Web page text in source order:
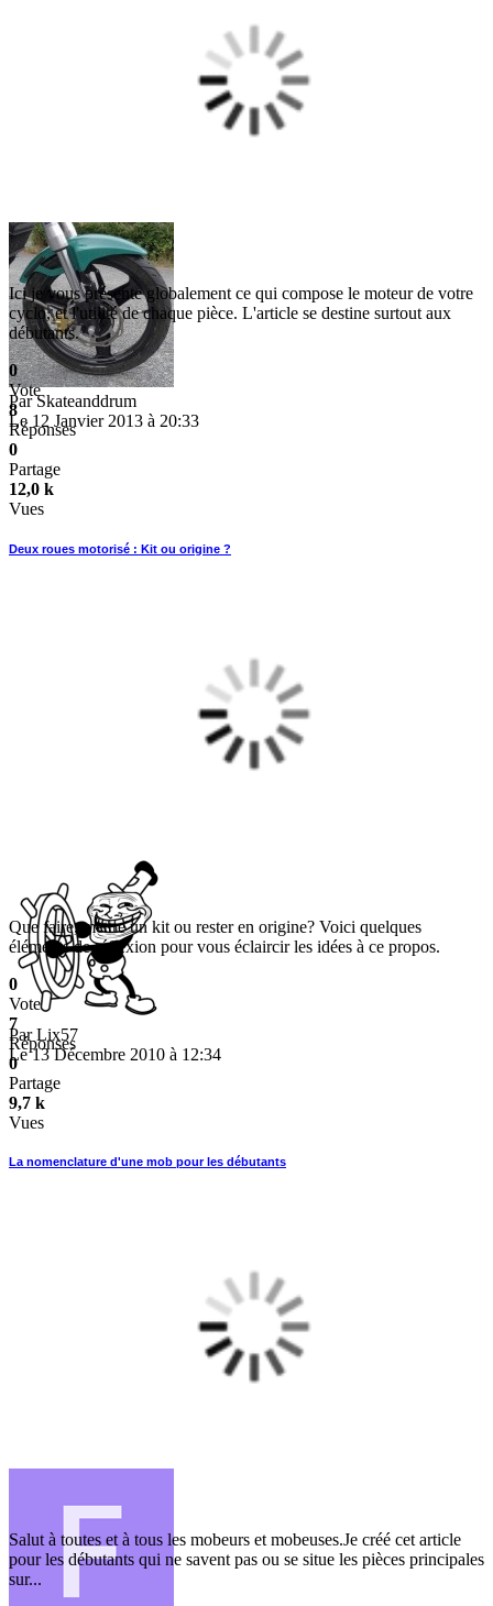
ParSkateanddrum
Le 12 Janvier 2013 à 20:33
Ici je vous présente globalement ce qui compose le moteur de votre
cyclo, et l'utilité de chaque pièce. L'article se destine surtout aux
débutants.
0
Vote
8
Réponses
0
Partage
12,0 k
Vues
Deux roues motorisé : Kit ou origine ?
ParLix57
Le 13 Décembre 2010 à 12:34
Que faire, mettre un kit ou rester en origine? Voici quelques
éléments de réflexion pour vous éclaircir les idées à ce propos.
0
Vote
7
Réponses
0
Partage
9,7 k
Vues
La nomenclature d'une mob pour les débutants
Salut à toutes et à tous les mobeurs et mobeuses.Je créé cet article
pour les débutants qui ne savent pas ou se situe les pièces principales
sur...